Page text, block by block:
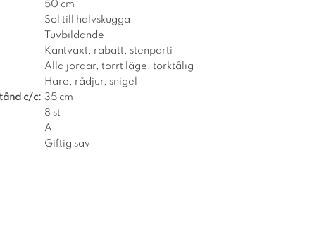
50 cm
Sol till halvskugga
Tuvbildande
Kantväxt, rabatt, stenparti
Alla jordar, torrt läge, torktålig
Hare, rådjur, snigel
c/c: 35 cm
8 st
A
Giftig sav